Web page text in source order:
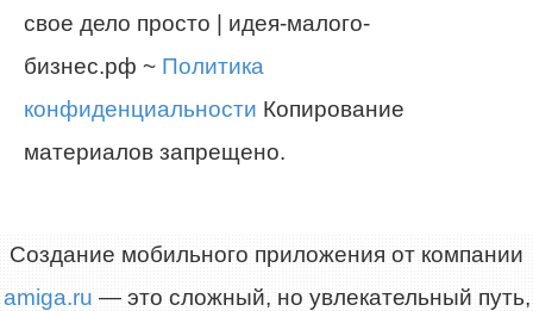
свое дело просто | идея-малого-
бизнес.рф ~ Политика
конфиденциальности Копирование
материалов запрещено.
Создание мобильного приложения от компании
amiga.ru — это сложный, но увлекательный путь,